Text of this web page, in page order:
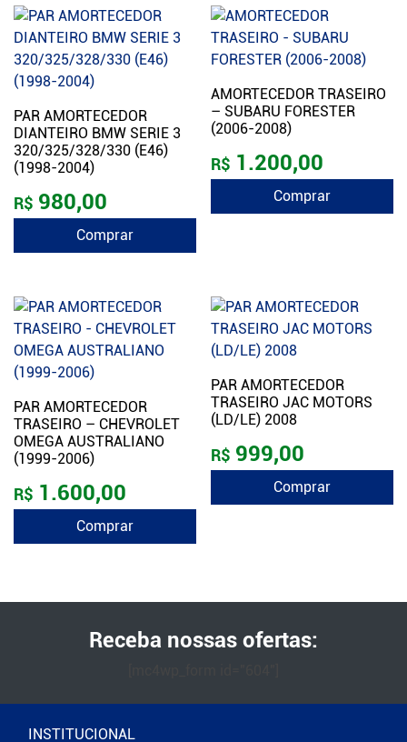
PAR AMORTECEDOR
DIANTEIRO BMW SERIE 3
320/325/328/330 (E46)
(1998-2004)
R$ 980,00
Comprar
AMORTECEDOR TRASEIRO
– SUBARU FORESTER
(2006-2008)
R$ 1.200,00
Comprar
PAR AMORTECEDOR
TRASEIRO – CHEVROLET
OMEGA AUSTRALIANO
(1999-2006)
R$ 1.600,00
Comprar
PAR AMORTECEDOR
TRASEIRO JAC MOTORS
(LD/LE) 2008
R$ 999,00
Comprar
Receba nossas ofertas:
INSTITUCIONAL